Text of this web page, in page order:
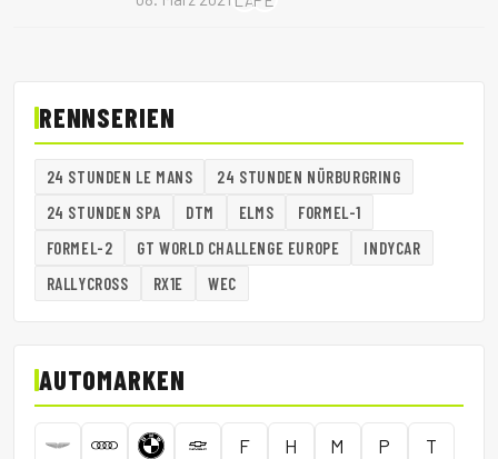
RENNSERIEN
24 STUNDEN LE MANS
24 STUNDEN NÜRBURGRING
24 STUNDEN SPA
DTM ELMS
FORMEL-1
FORMEL-2
GT WORLD CHALLENGE EUROPE
INDYCAR
RALLYCROSS
RX1E WEC
AUTOMARKEN
F H M P T